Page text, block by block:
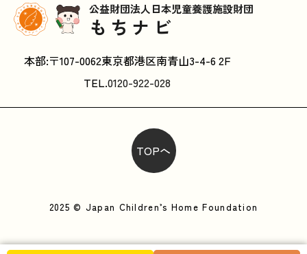
公益財団法人日本児童養護施設財団
もちナビ
本部:〒107-0062東京都港区南青山3-4-6 2F
TEL.0120-922-028
TOPへ
2025 © Japan Children’s Home Foundation